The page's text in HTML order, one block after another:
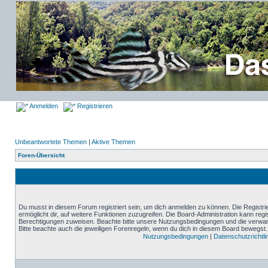
Anmelden Registrieren
Unbeantwortete Themen | Aktive Themen
Foren-Übersicht
Du musst in diesem Forum registriert sein, um dich anmelden zu können. Die
ermöglicht dir, auf weitere Funktionen zuzugreifen. Die Board-Administration kann
Berechtigungen zuweisen. Beachte bitte unsere Nutzungsbedingungen und die
Bitte beachte auch die jeweiligen Forenregeln, wenn du dich in diesem Board bewegst.
Nutzungsbedingungen |